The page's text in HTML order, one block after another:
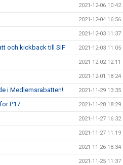
2021-12-06 10:42
2021-12-04 16:56
2021-12-03 11:37
och kickback till SIF 2021-12-03 11:05
2021-12-02 12:11
2021-12-01 18:24
i Medlemsrabatten! 2021-11-29 13:35
P17 2021-11-28 18:29
2021-11-27 16:32
2021-11-27 11:19
2021-11-26 18:34
2021-11-25 11:37